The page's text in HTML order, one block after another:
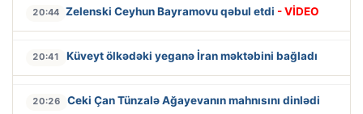
20:44 Zelenski Ceyhun Bayramovu qəbul etdi - VİDEO
20:41 Küveyt ölkədəki yeganə İran məktəbini bağladı
20:26 Ceki Çan Tünzalə Ağayevanın mahnısını dinlədi